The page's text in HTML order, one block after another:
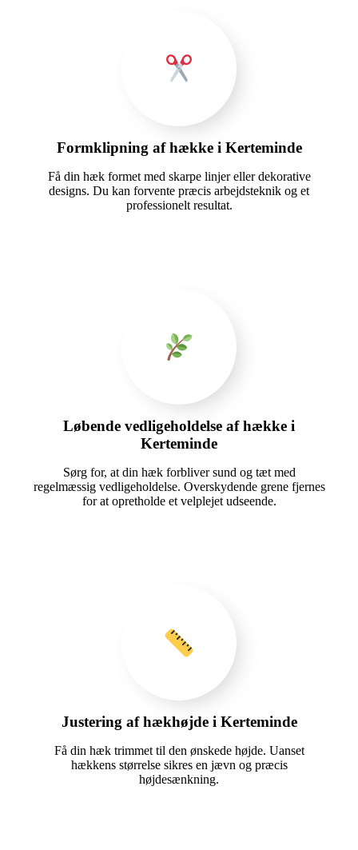
Formklipning af hække i Kerteminde
Få din hæk formet med skarpe linjer eller dekorative
designs. Du kan forvente præcis arbejdsteknik og et
professionelt resultat.
Løbende vedligeholdelse af hække i
Kerteminde
Sørg for, at din hæk forbliver sund og tæt med
regelmæssig vedligeholdelse. Overskydende grene fjernes
for at opretholde et velplejet udseende.
Justering af hækhøjde i Kerteminde
Få din hæk trimmet til den ønskede højde. Uanset
hækkens størrelse sikres en jævn og præcis
højdesænkning.